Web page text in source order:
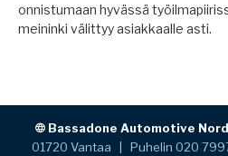
onnistumaan hyvässä
meininki välittyy asiakkaalle asti.
Bassadone Automotive
01720 Vantaa | Puhelin 020